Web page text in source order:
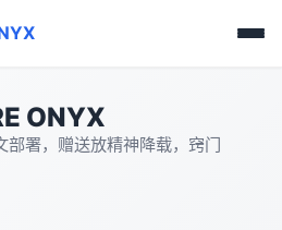
ONYX
部署，赠送放精神降载，窍门